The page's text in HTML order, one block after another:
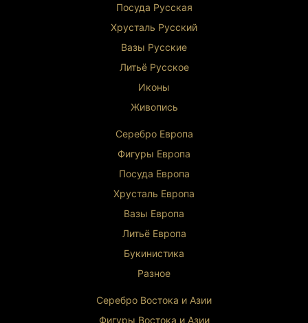
Посуда Русская
Хрусталь Русский
Вазы Русские
Литьё Русское
Иконы
Живопись
Серебро Европа
Фигуры Европа
Посуда Европа
Хрусталь Европа
Вазы Европа
Литьё Европа
Букинистика
Разное
Серебро Востока и Азии
Фигуры Востока и Азии